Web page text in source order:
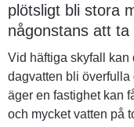
plötsligt bli stora
någonstans att ta
Vid häftiga skyfall kan
dagvatten bli överfulla
äger en fastighet kan
och mycket vatten på